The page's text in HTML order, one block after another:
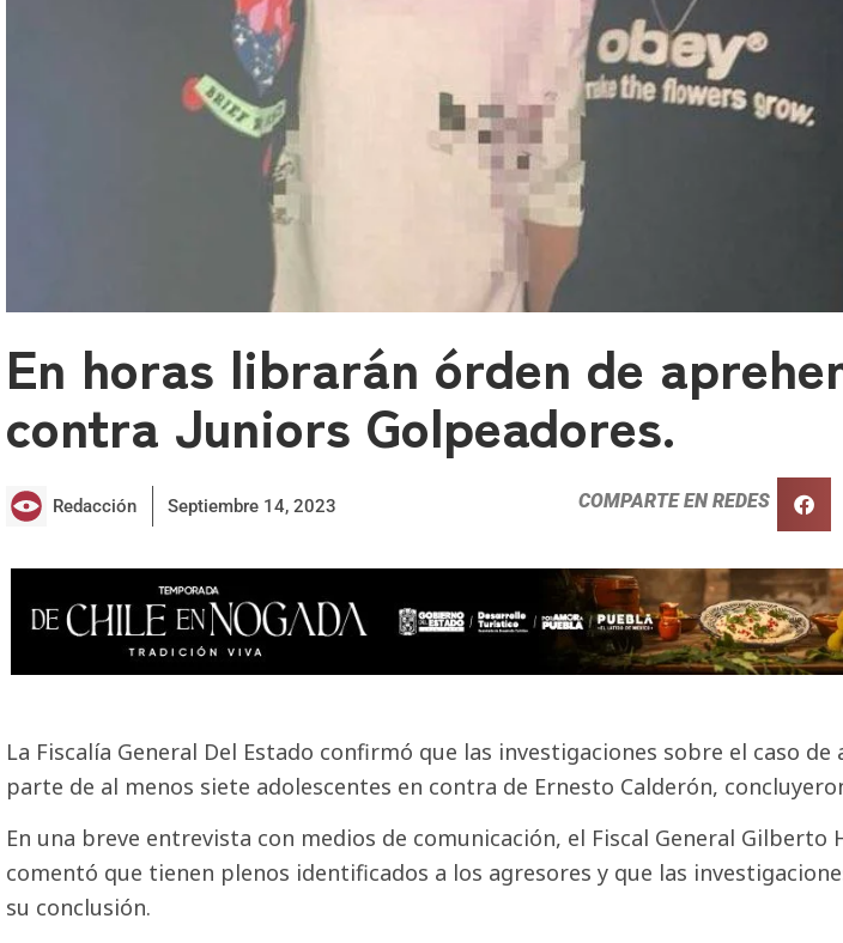
En horas librarán órden de
contra Juniors Golpeadores.
Redacción Septiembre 14, 2023 COMPARTE EN REDES
La Fiscalía General Del Estado confirmó que las investigaciones sobre el caso
parte de al menos siete adolescentes en contra de Ernesto Calderón,
En una breve entrevista con medios de comunicación, el Fiscal General Gilberto
comentó que tienen plenos identificados a los agresores y que las
su conclusión.